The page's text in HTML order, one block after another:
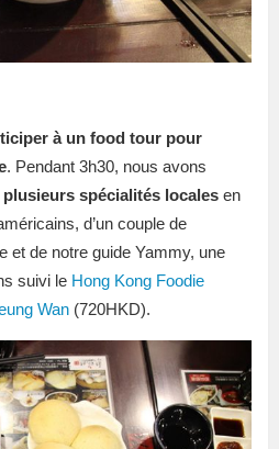
à un food tour pour
. Pendant 3h30, nous avons
plusieurs spécialités locales en
d’un couple de
et de notre guide Yammy, une
suivi le Hong Kong Foodie
Wan (720HKD).